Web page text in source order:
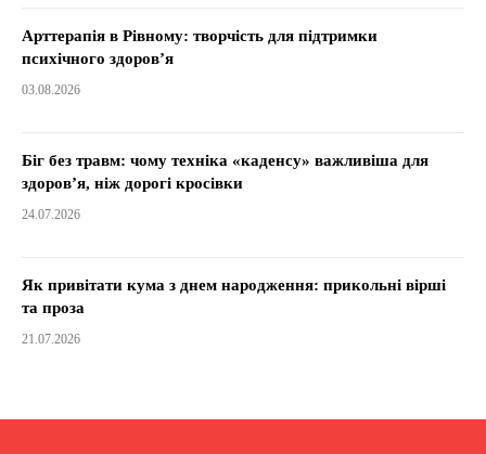
Арттерапія в Рівному: творчість для підтримки
психічного здоров’я
03.08.2026
Біг без травм: чому техніка «каденсу» важливіша для
здоров’я, ніж дорогі кросівки
24.07.2026
Як привітати кума з днем народження: прикольні вірші
та проза
21.07.2026